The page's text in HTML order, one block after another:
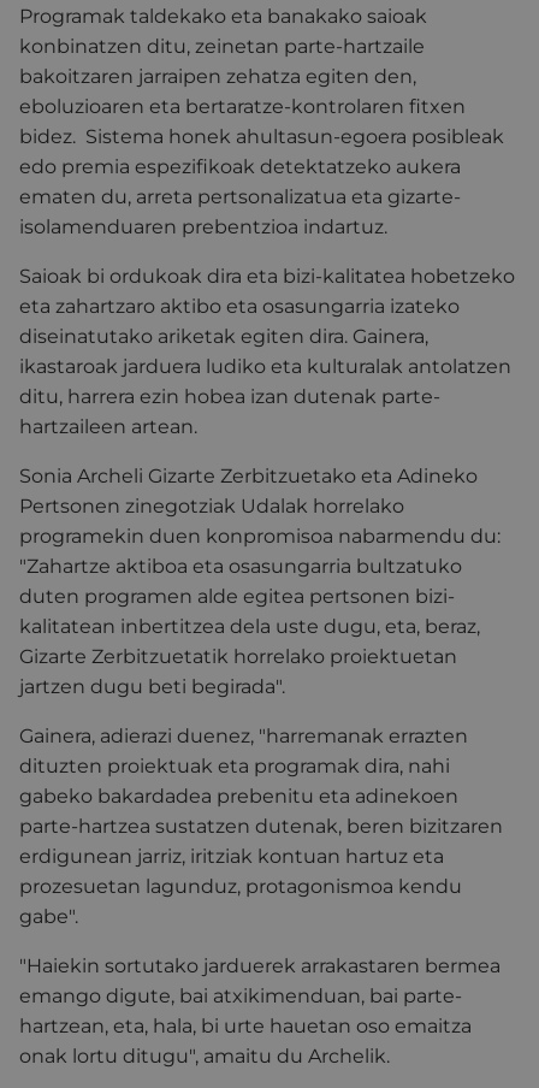
Programak taldekako eta banakako saioak
konbinatzen ditu, zeinetan parte-hartzaile
bakoitzaren jarraipen zehatza egiten den,
eboluzioaren eta bertaratze-kontrolaren fitxen
bidez. Sistema honek ahultasun-egoera posibleak
edo premia espezifikoak detektatzeko aukera
ematen du, arreta pertsonalizatua eta gizarte-
isolamenduaren prebentzioa indartuz.
Saioak bi ordukoak dira eta bizi-kalitatea hobetzeko
eta zahartzaro aktibo eta osasungarria izateko
diseinatutako ariketak egiten dira. Gainera,
ikastaroak jarduera ludiko eta kulturalak antolatzen
ditu, harrera ezin hobea izan dutenak parte-
hartzaileen artean.
Sonia Archeli Gizarte Zerbitzuetako eta Adineko
Pertsonen zinegotziak Udalak horrelako
programekin duen konpromisoa nabarmendu du:
"Zahartze aktiboa eta osasungarria bultzatuko
duten programen alde egitea pertsonen bizi-
kalitatean inbertitzea dela uste dugu, eta, beraz,
Gizarte Zerbitzuetatik horrelako proiektuetan
jartzen dugu beti begirada".
Gainera, adierazi duenez, "harremanak errazten
dituzten proiektuak eta programak dira, nahi
gabeko bakardadea prebenitu eta adinekoen
parte-hartzea sustatzen dutenak, beren bizitzaren
erdigunean jarriz, iritziak kontuan hartuz eta
prozesuetan lagunduz, protagonismoa kendu
gabe".
"Haiekin sortutako jarduerek arrakastaren bermea
emango digute, bai atxikimenduan, bai parte-
hartzean, eta, hala, bi urte hauetan oso emaitza
onak lortu ditugu", amaitu du Archelik.